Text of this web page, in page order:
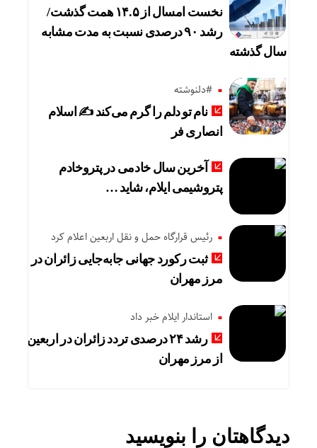
نخست امسال از ۱۴.۵ همت گذشت/
رشد ۹۰ درصدی نسبت به مدت مشابه
سال گذشته
#دلنوشته
نام تو دلم را گرم می‌کند ✍️ اسلام
انصاری فر
آخرین سال خادمی در پتروخادم
پتروشیمی ایلام، شاید …
رئیس قرارگاه حمل و نقل اربعین اعلام کرد
ثبت رکورد جهانی جابه‌جایی زائران در
مرز مهران
استاندار ایلام خبر داد
رشد ۲۴ درصدی تردد زائران در اربعین
از مرز مهران
دیدگاهتان را بنویسید